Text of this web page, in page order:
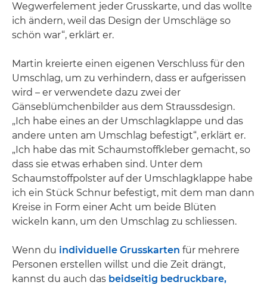
Wegwerfelement jeder Grusskarte, und das wollte
ich ändern, weil das Design der Umschläge so
schön war“, erklärt er.
Martin kreierte einen eigenen Verschluss für den
Umschlag, um zu verhindern, dass er aufgerissen
wird – er verwendete dazu zwei der
Gänseblümchenbilder aus dem Straussdesign.
„Ich habe eines an der Umschlagklappe und das
andere unten am Umschlag befestigt“, erklärt er.
„Ich habe das mit Schaumstoffkleber gemacht, so
dass sie etwas erhaben sind. Unter dem
Schaumstoffpolster auf der Umschlagklappe habe
ich ein Stück Schnur befestigt, mit dem man dann
Kreise in Form einer Acht um beide Blüten
wickeln kann, um den Umschlag zu schliessen.
Wenn du individuelle Grusskarten für mehrere
Personen erstellen willst und die Zeit drängt,
kannst du auch das beidseitig bedruckbare,